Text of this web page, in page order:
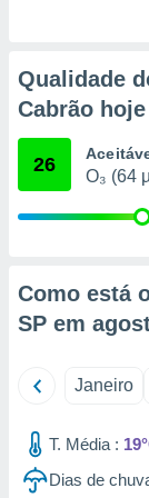
ou opor-
qualquer
em “
na
num
para
Qualidade
Cabrão hoje
26
O₃ (64
Como está
SP em
Janeiro
T. Média :
Dias de